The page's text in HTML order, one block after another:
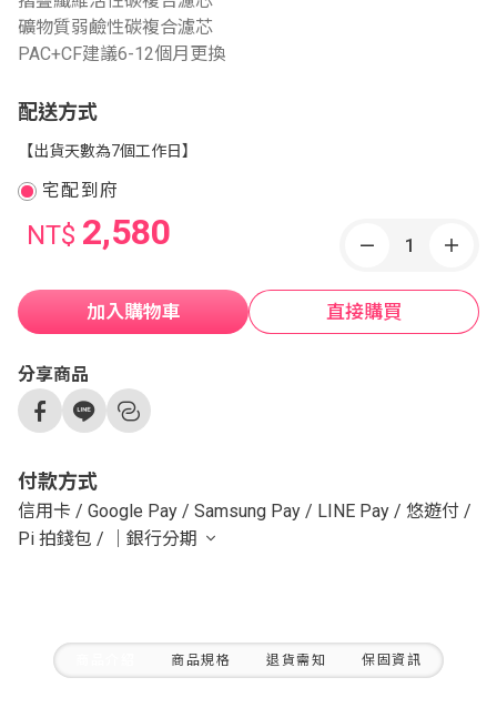
礦物質弱鹼性碳複合濾芯
PAC+CF建議6-12個月更換
配送方式
【出貨天數為7個工作日】
宅配到府
NT$ 2,580
加入購物車 直接購買
分享商品
付款方式
信用卡 / Google Pay / Samsung Pay / LINE Pay / 悠遊付 /
Pi 拍錢包 / ｜銀行分期
商品規格 退貨需知 保固資訊